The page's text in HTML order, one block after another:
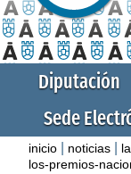
Diputación
Sede
inicio noticias
los-premios-